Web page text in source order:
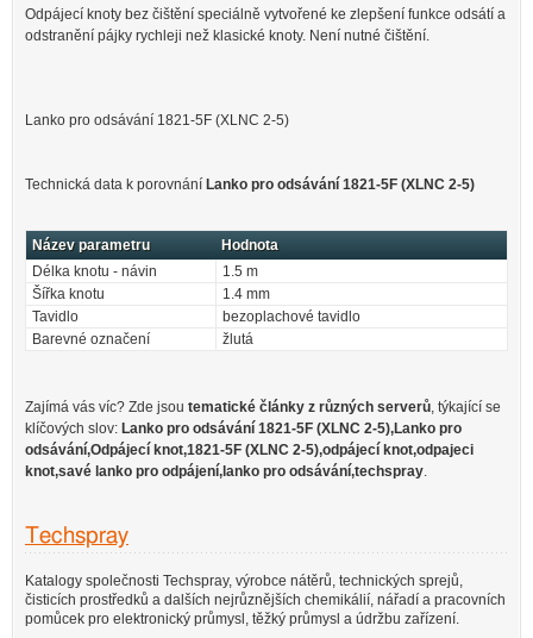
Odpájecí knoty bez čištění speciálně vytvořené ke zlepšení funkce odsátí a
odstranění pájky rychleji než klasické knoty. Není nutné čištění.
Lanko pro odsávání 1821-5F (XLNC 2-5)
Technická data k porovnání Lanko pro odsávání 1821-5F (XLNC 2-5)
Název parametru
Hodnota
Délka knotu - návin
1.5 m
Šířka knotu
1.4 mm
Tavidlo
bezoplachové tavidlo
Barevné označení
žlutá
Zajímá vás víc? Zde jsou tematické články z různých serverů, týkající se
klíčových slov: Lanko pro odsávání 1821-5F (XLNC 2-5),Lanko pro
odsávání,Odpájecí knot,1821-5F (XLNC 2-5),odpájecí knot,odpajeci
knot,savé lanko pro odpájení,lanko pro odsávání,techspray.
Techspray
Katalogy společnosti Techspray, výrobce nátěrů, technických sprejů,
čisticích prostředků a dalších nejrůznějších chemikálií, nářadí a pracovních
pomůcek pro elektronický průmysl, těžký průmysl a údržbu zařízení.